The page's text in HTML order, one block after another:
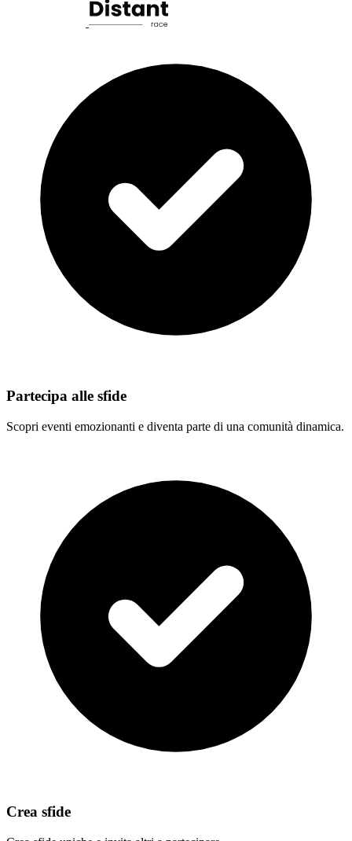
Partecipa alle sfide
Scopri eventi emozionanti e diventa parte di una comunità dinamica.
Crea sfide